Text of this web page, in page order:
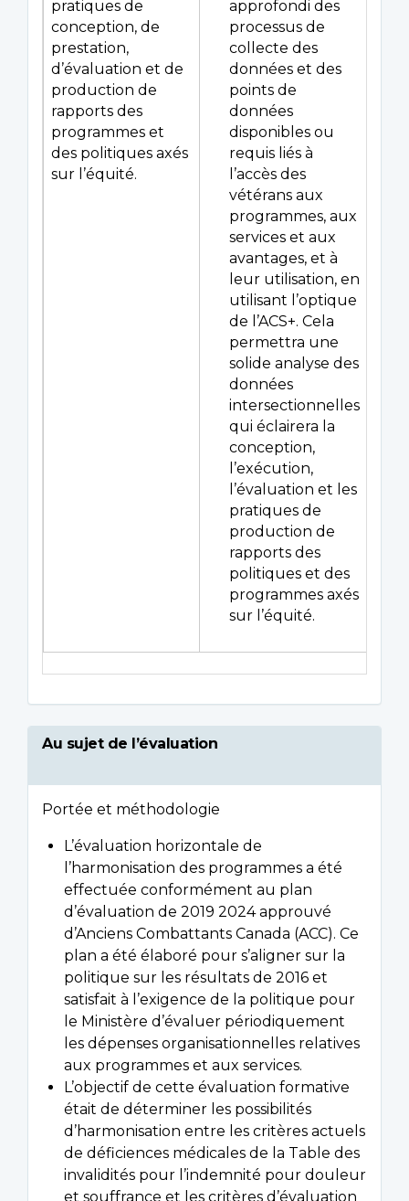
pratiques de
conception, de
prestation,
d’évaluation et de
production de
rapports des
programmes et
des politiques axés
sur l’équité.
approfondi des
processus de
collecte des
données et des
points de
données
disponibles ou
requis liés à
l’accès des
vétérans aux
programmes, aux
services et aux
avantages, et à
leur utilisation, en
utilisant l’optique
de l’ACS+. Cela
permettra une
solide analyse des
données
intersectionnelles
qui éclairera la
conception,
l’exécution,
l’évaluation et les
pratiques de
production de
rapports des
politiques et des
programmes axés
sur l’équité.
Au sujet de l’évaluation
Portée et méthodologie
L’évaluation horizontale de
l’harmonisation des programmes a été
effectuée conformément au plan
d’évaluation de 2019 2024 approuvé
d’Anciens Combattants Canada (ACC). Ce
plan a été élaboré pour s’aligner sur la
politique sur les résultats de 2016 et
satisfait à l’exigence de la politique pour
le Ministère d’évaluer périodiquement
les dépenses organisationnelles relatives
aux programmes et aux services.
L’objectif de cette évaluation formative
était de déterminer les possibilités
d’harmonisation entre les critères actuels
de déficiences médicales de la Table des
invalidités pour l’indemnité pour douleur
et souffrance et les critères d’évaluation